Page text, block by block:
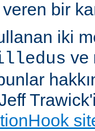
bir
iki
ve